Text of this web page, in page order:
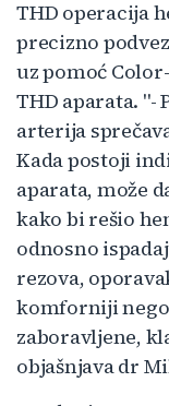
THD operacija
precizno
uz pomoć
THD aparata.
arterija
Kada postoji
aparata, može
kako bi rešio
odnosno
rezova,
komforniji nego
zaboravljene,
objašnjava dr